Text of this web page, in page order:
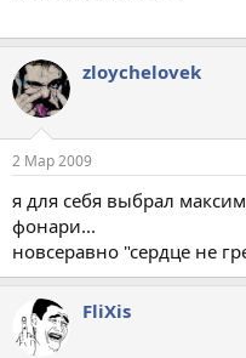
zloychelovek
2 Мар 2009
я для себя выбрал
фонари...
новсеравно "сердце не
FliXis